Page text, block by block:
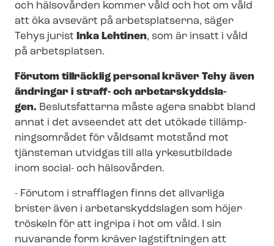
och hälsovården kommer våld och hot om våld
att öka avsevärt på arbetsplatserna, säger
Tehys jurist Inka Lehtinen, som är insatt i våld
på arbetsplatsen.
Förutom tillräcklig personal kräver Tehy även
ändringar i straff- och ar­be­tar­skydds­la­
gen. Beslutsfattarna måste agera snabbt bland
annat i det avseendet att det utökade tillämp­
nings­om­rå­det för våldsamt motstånd mot
tjänsteman utvidgas till alla yrkesutbildade
inom social- och hälsovården.
- Förutom i strafflagen finns det allvarliga
brister även i ar­be­tar­skydds­la­gen som höjer
tröskeln för att ingripa i hot om våld. I sin
nuvarande form kräver lagstiftningen att